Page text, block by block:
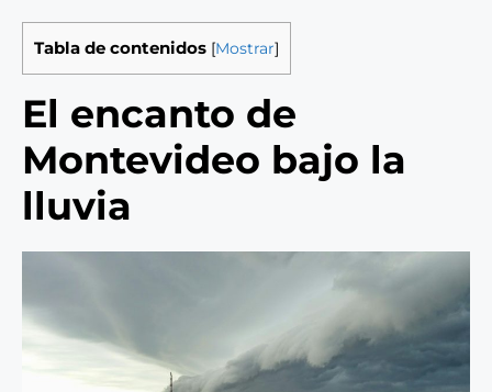
Tabla de contenidos [Mostrar]
El encanto de
Montevideo bajo la
lluvia